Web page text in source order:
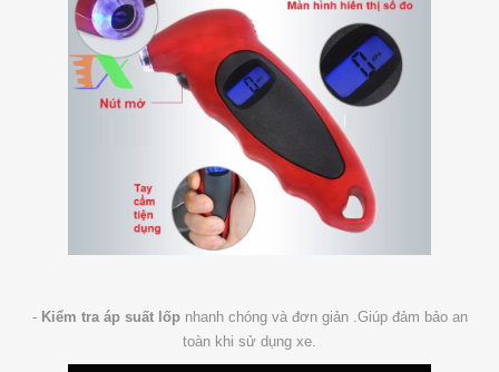
- Kiểm tra áp suất lốpnhanh chóng và đơn giản .Giúp đảm bảo an
toàn khi sử dụng xe.